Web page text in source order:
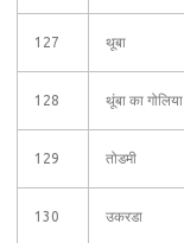
127 थूबा
128 थूंबा का गोलिया
129 तोडमी
130 उकरडा